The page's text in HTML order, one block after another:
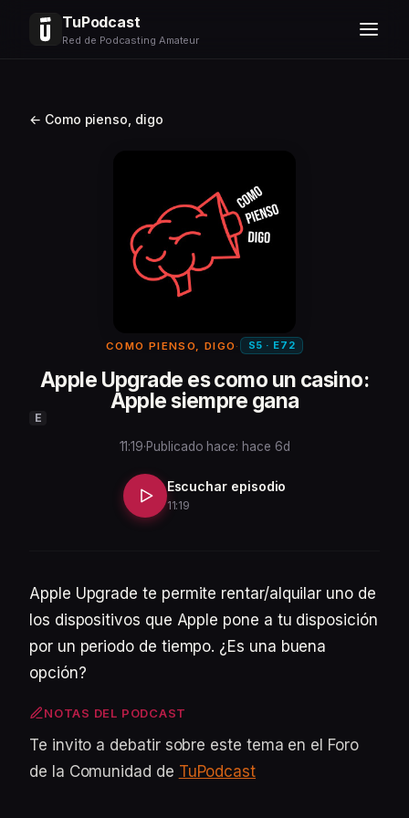
TuPodcast
Red de Podcasting Amateur
← Como pienso, digo
COMO PIENSO, DIGO · S5 · E72
Apple Upgrade es como un casino:
Apple siempre gana
E
11:19·Publicado hace: hace 6d
Escuchar episodio
11:19
Apple Upgrade te permite rentar/alquilar uno de
los dispositivos que Apple pone a tu disposición
por un periodo de tiempo. ¿Es una buena
opción?
NOTAS DEL PODCAST
Te invito a debatir sobre este tema en el Foro
de la Comunidad de TuPodcast